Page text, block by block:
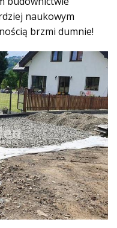
naukowym
brzmi dumnie!